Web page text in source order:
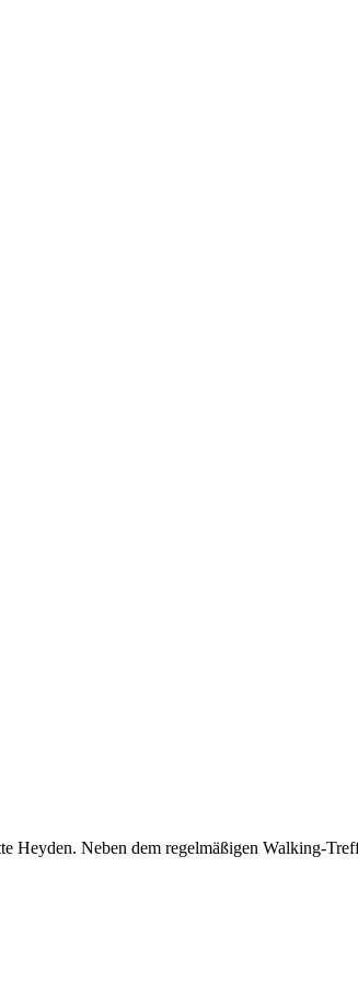
Heyden. Neben dem regelmäßigen Walking-